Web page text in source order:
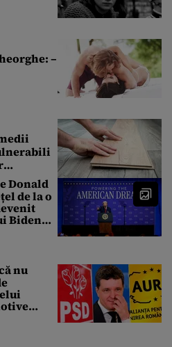
–
Donald
de la o
Biden
nu
ar trebui